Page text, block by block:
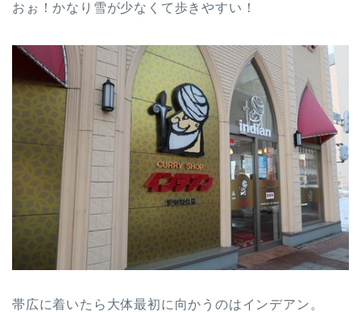
おぉ！かなり雪が少なくて歩きやすい！
帯広に着いたら大体最初に向かうのはインデアン。